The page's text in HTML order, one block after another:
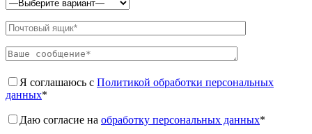
Я соглашаюсь с Политикой обработки персональных
данных*
Даю согласие на обработку персональных данных*